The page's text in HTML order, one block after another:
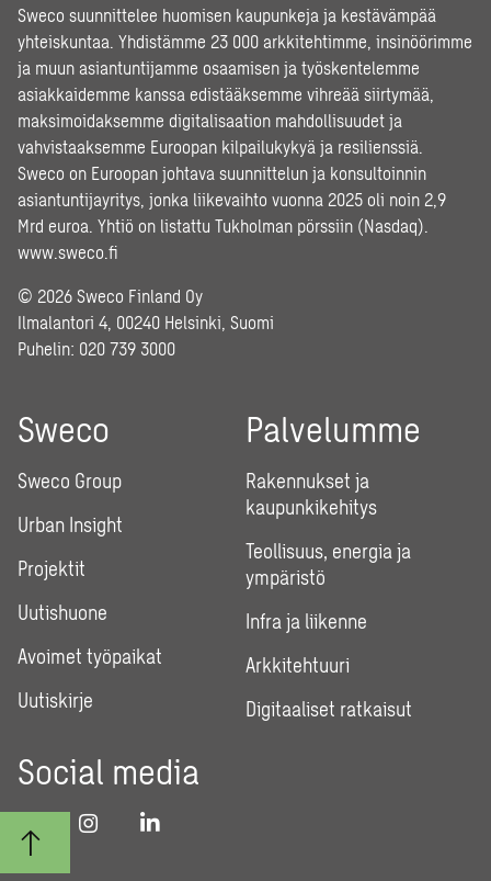
Sweco suunnittelee huomisen kaupunkeja ja kestävämpää
yhteiskuntaa. Yhdistämme 23 000 arkkitehtimme, insinöörimme
ja muun asiantuntijamme osaamisen ja työskentelemme
asiakkaidemme kanssa edistääksemme vihreää siirtymää,
maksimoidaksemme digitalisaation mahdollisuudet ja
vahvistaaksemme Euroopan kilpailukykyä ja resilienssiä.
Sweco on Euroopan johtava suunnittelun ja konsultoinnin
asiantuntijayritys, jonka liikevaihto vuonna 2025 oli noin 2,9
Mrd euroa. Yhtiö on listattu Tukholman pörssiin (Nasdaq).
www.sweco.fi
© 2026 Sweco Finland Oy
Ilmalantori 4, 00240 Helsinki, Suomi
Puhelin: 020 739 3000
Sweco
Sweco Group
Urban Insight
Projektit
Uutishuone
Avoimet työpaikat
Uutiskirje
Palvelumme
Rakennukset ja
kaupunkikehitys
Teollisuus, energia ja
ympäristö
Infra ja liikenne
Arkkitehtuuri
Digitaaliset ratkaisut
Social media